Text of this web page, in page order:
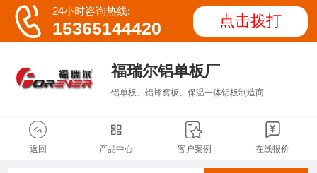
 24小时咨询热线:
15365144420 点击拨打
福瑞尔铝单板厂
铝单板、铝蜂窝板、保温一体铝板制造商

返回

产品中心

客户案例

在线报价